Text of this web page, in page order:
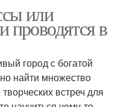
или
проводятся в
город с богатой
найти множество
встреч для